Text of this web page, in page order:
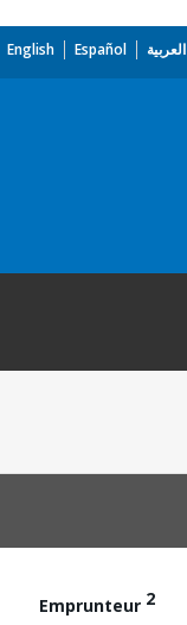
English Español العربية
Emprunteur 2